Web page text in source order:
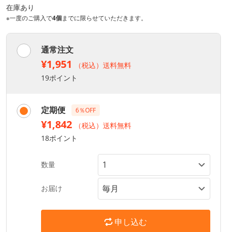
在庫あり
※一度のご購入で4個までに限らせていただきます。
通常注文
¥1,951
（税込）送料無料
19ポイント
定期便 6％OFF
¥1,842
（税込）送料無料
18ポイント
数量
お届け
申し込む